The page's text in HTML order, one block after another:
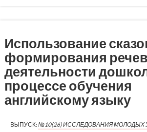
Использование
формирования
деятельности
процессе обучения
английскому языку
ВЫПУСК:№10(26) ИССЛЕДОВАНИЯ МОЛОДЫХ